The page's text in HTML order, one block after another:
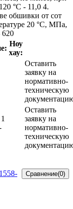
°С - 11,0 4.
обшивки от сот
20 °С, МПа,
Ноу
хау:
Оставить
заявку на
нормативно-
техническую
Оставить
заявку на
нормативно-
техническую